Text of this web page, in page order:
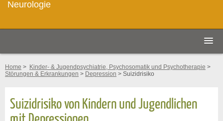
Neurologie
Home > Kinder- & Jugendpsychiatrie, Psychosomatik und Psychotherapie >
Störungen & Erkrankungen > Depression > Suizidrisiko
Suizidrisiko von Kindern und Jugendlichen